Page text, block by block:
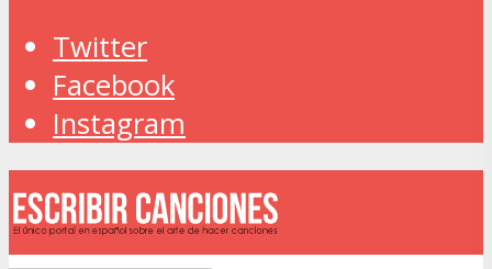
Twitter
Facebook
Instagram